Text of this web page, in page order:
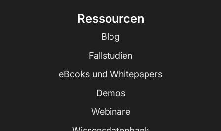
Ressourcen
Blog
Fallstudien
eBooks und Whitepapers
Demos
Webinare